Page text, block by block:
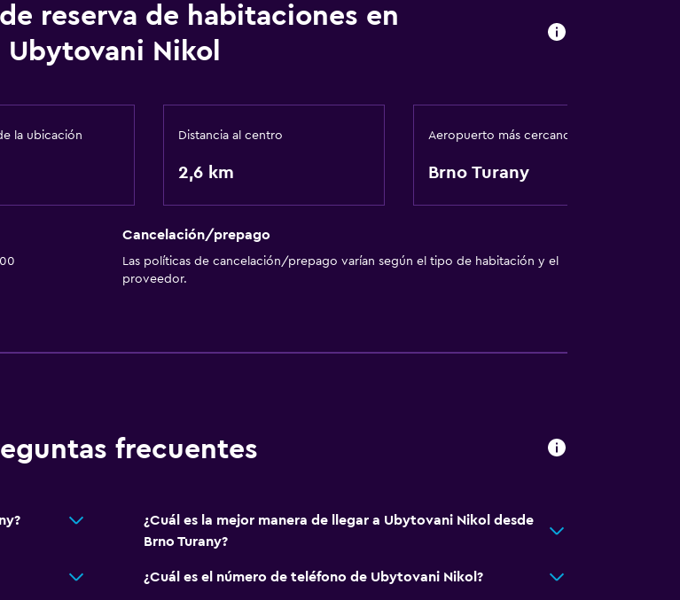
TV
Reproductor de DVD
Actividades
Senderismo
Ciclismo
Bolera
Gimnasio
Servicios y facilidades
reserva de habitaciones en
Ubytovani Nikol
la ubicación Distancia al centro
2,6 km
Aeropuerto más cercano
Brno Turany
Cancelación/prepago
Las políticas de cancelación/prepago varían según el tipo de habitación y el
proveedor.
frecuentes
¿Cuál es la mejor manera de llegar a Ubytovani Nikol desde
Brno Turany?
¿Cuál es el número de teléfono de Ubytovani Nikol?